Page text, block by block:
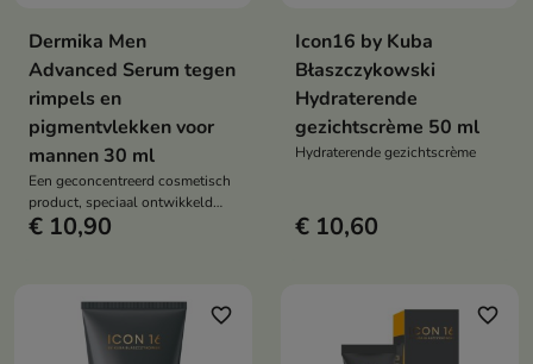
Dermika Men
Advanced Serum tegen
rimpels en
pigmentvlekken voor
mannen 30 ml
Een geconcentreerd cosmetisch
product, speciaal ontwikkeld
voor de behoeften van de
€ 10,90
Icon16 by Kuba
Błaszczykowski
Hydraterende
gezichtscrème 50 ml
Hydraterende gezichtscrème
€ 10,60
favorite_border favorite_border